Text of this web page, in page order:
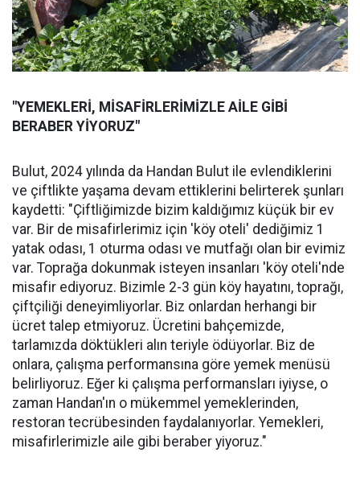
"YEMEKLERİ, MİSAFİRLERİMİZLE AİLE GİBİ
BERABER YİYORUZ"
Bulut, 2024 yılında da Handan Bulut ile evlendiklerini
ve çiftlikte yaşama devam ettiklerini belirterek şunları
kaydetti: "Çiftliğimizde bizim kaldığımız küçük bir ev
var. Bir de misafirlerimiz için 'köy oteli' dediğimiz 1
yatak odası, 1 oturma odası ve mutfağı olan bir evimiz
var. Toprağa dokunmak isteyen insanları 'köy oteli'nde
misafir ediyoruz. Bizimle 2-3 gün köy hayatını, toprağı,
çiftçiliği deneyimliyorlar. Biz onlardan herhangi bir
ücret talep etmiyoruz. Ücretini bahçemizde,
tarlamızda döktükleri alın teriyle ödüyorlar. Biz de
onlara, çalışma performansına göre yemek menüsü
belirliyoruz. Eğer ki çalışma performansları iyiyse, o
zaman Handan'ın o mükemmel yemeklerinden,
restoran tecrübesinden faydalanıyorlar. Yemekleri,
misafirlerimizle aile gibi beraber yiyoruz."